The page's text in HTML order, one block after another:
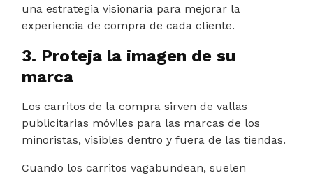
una estrategia visionaria para mejorar la
experiencia de compra de cada cliente.
3. Proteja la imagen de su
marca
Los carritos de la compra sirven de vallas
publicitarias móviles para las marcas de los
minoristas, visibles dentro y fuera de las tiendas.
Cuando los carritos vagabundean, suelen